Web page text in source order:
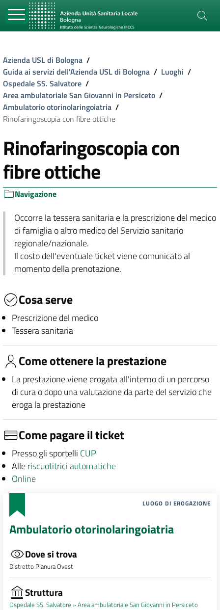
Azienda USL di Bologna /
Guida ai servizi dell'Azienda USL di Bologna / Luoghi /
Ospedale SS. Salvatore /
Area ambulatoriale San Giovanni in Persiceto /
Ambulatorio otorinolaringoiatria /
Rinofaringoscopia con fibre ottiche
Rinofaringoscopia con
fibre ottiche
Navigazione
Occorre la tessera sanitaria e la prescrizione del medico
di famiglia o altro medico del Servizio sanitario
regionale/nazionale.
Il costo dell'eventuale ticket viene comunicato al
momento della prenotazione.
Cosa serve
Prescrizione del medico
Tessera sanitaria
Come ottenere la prestazione
La prestazione viene erogata all'interno di un percorso
di cura o dopo una valutazione da parte del servizio che
eroga la prestazione
Come pagare il ticket
Presso gli sportelli CUP
Alleriscuotitrici automatiche
Online
LUOGO DI EROGAZIONE
Ambulatorio otorinolaringoiatria
Dove si trova
Distretto Pianura Ovest
Struttura
Ospedale SS. Salvatore »Area ambulatoriale San Giovanni in Persiceto